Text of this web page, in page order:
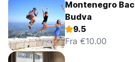
Montenegro
Budva
9.5
Fra €10.00